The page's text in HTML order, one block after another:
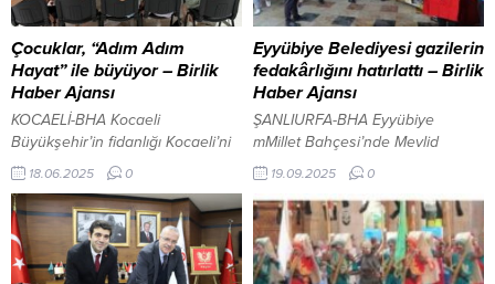
Çocuklar, “Adım Adım
Hayat” ile büyüyor – Birlik
Haber Ajansı
KOCAELİ-BHA Kocaeli
Büyükşehir’in fidanlığı Kocaeli’ni
yeşillendiriyor Kocaeli Büyükşehir
Belediyesi tarafından yürütülen
“Anne Şehir” projesinin önemli bir
parçası olan “Adım Adım Hayat”
etkinlikleri, 7-10 yaş arasındaki
çocuklara dil becerisi ve yaşam
18.06.2025 0
Eyyübiye Belediyesi gazilerin
fedakârlığını hatırlattı – Birlik
Haber Ajansı
ŞANLIURFA-BHA Eyyübiye
mMillet Bahçesi’nde Mevlid
Kandili coşkusu yaşandı İçeriği
Görüntüle Cumhuriyetimizin
kurucusu Mustafa Kemal
Atatürk’e Gazilik unvanı verilişinin
yıl dönümü olan 19 Eylül Gaziler
Günü kapsamında, Eyyübiye
19.09.2025 0